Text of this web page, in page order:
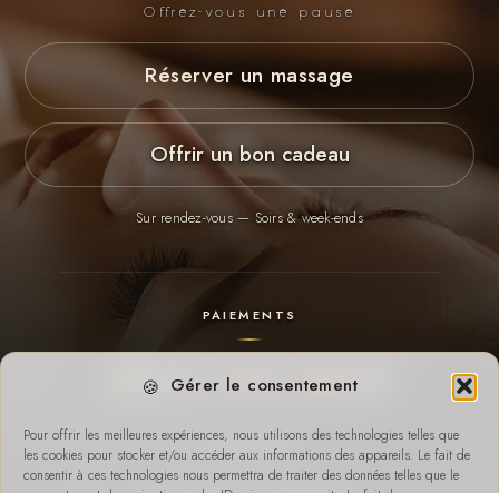
Gérer le consentement
Pour offrir les meilleures expériences, nous utilisons des technologies telles que
les cookies pour stocker et/ou accéder aux informations des appareils. Le fait de
consentir à ces technologies nous permettra de traiter des données telles que le
Offrez-vous une pause
Réserver un massage
Offrir un bon cadeau
Sur rendez-vous — Soirs & week-ends
SUR PLACE
PAIEMENTS
Payconiq Cash Virement